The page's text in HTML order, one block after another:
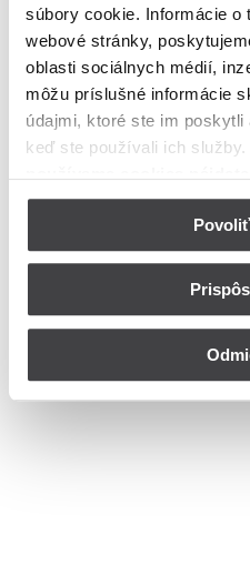
súbory cookie. Informácie o
webové stránky,
oblasti sociálnych médií,
môžu príslušné informácie
údajmi, ktoré ste im
keď ste používali ich
Zoznam ulíc v meste
Ulica
Bohužiaľ, nedisponujeme
meste
© Copyright 2026
Nastavenia